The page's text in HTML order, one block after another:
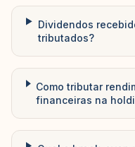
Dividendos
tributados?
Como tributar
financeiras na